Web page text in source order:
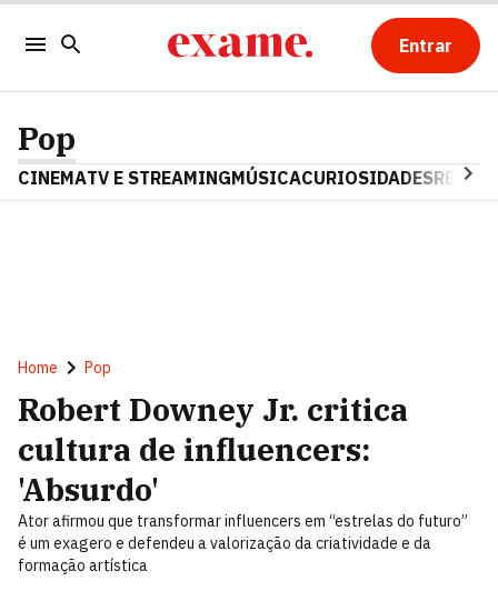
Entrar
Pop
CINEMATV E STREAMINGMÚSICACURIOSIDADES
Home Pop
Robert Downey Jr. critica
cultura de influencers:
'Absurdo'
Ator afirmou que transformar influencers em “estrelas do futuro”
é um exagero e defendeu a valorização da criatividade e da
formação artística